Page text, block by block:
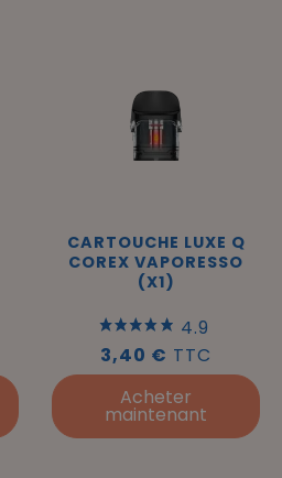
CARTOUCHE LUXE Q
COREX VAPORESSO
(X1)
4.9
3,40 € TTC
Acheter
maintenant